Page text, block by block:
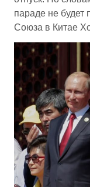
параде не будет
Союза в Китае